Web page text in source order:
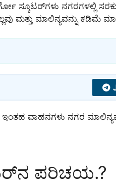
ಸ್ಕೂಟರ್‌ಗಳು ನಗರಗಳಲ್ಲಿ
ಮತ್ತು ಮಾಲಿನ್ಯವನ್ನು ಕಡಿಮೆ
ವಾಹನಗಳು ನಗರ
ಪರಿಚಯ.?